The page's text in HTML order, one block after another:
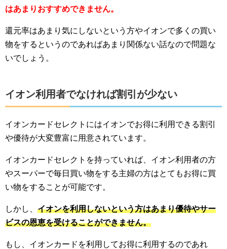
はあまりおすすめできません。
還元率はあまり気にしないという方やイオンで多くの買い
物をするというのであればあまり関係ない話なので問題な
いでしょう。
イオン利用者でなければ割引が少ない
イオンカードセレクトにはイオンでお得に利用できる割引
や優待が大変豊富に用意されています。
イオンカードセレクトを持っていれば、イオン利用者の方
やスーパーで毎日買い物をする主婦の方はとてもお得に買
い物をすることが可能です。
しかし、 イオンを利用しないという方はあまり優待やサー
ビスの恩恵を受けることができません。
もし、イオンカードを利用してお得に利用するのであれ